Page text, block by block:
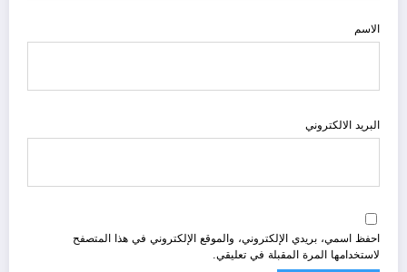
الاسم
البريد الالكتروني
احفظ اسمي، بريدي الإلكتروني، والموقع الإلكتروني في هذا المتصفح
لاستخدامها المرة المقبلة في تعليقي.